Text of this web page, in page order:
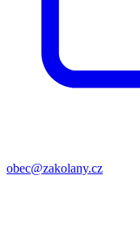
obec@zakolany.cz